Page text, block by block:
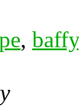
, baffy